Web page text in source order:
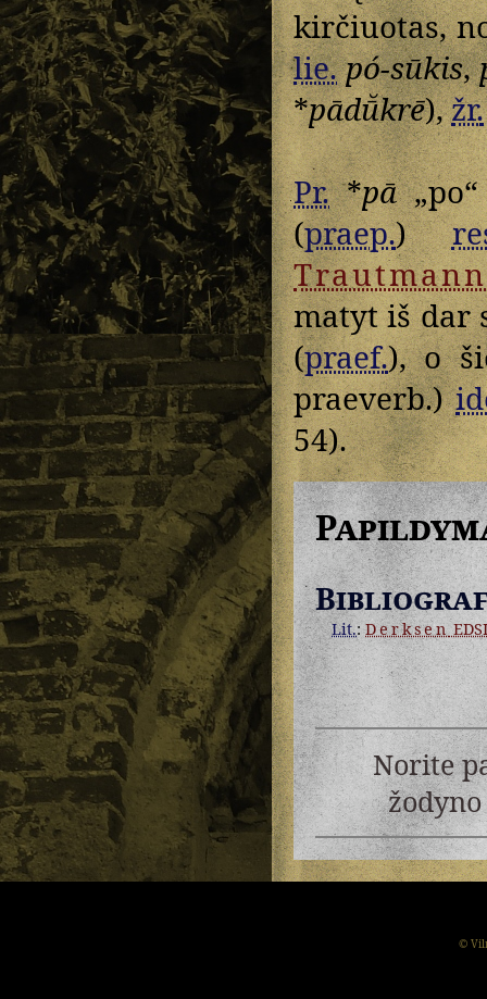
kirčiuotas,
lie. pó-sūkis,
*pādū̆krē),žr.
Pr.*pā
(praep.)
Trautmann
matyt iš dar
(praef.), o
praeverb.)
54).
Lit.:Derksen
Norite
©